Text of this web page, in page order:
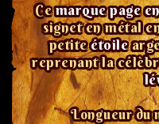
Cemarque page
signet en métal
petiteétoile
reprenant la
Longueur du